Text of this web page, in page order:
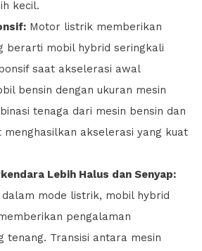
kecil.
Motor listrik memberikan
berarti mobil hybrid seringkali
saat akselerasi awal
bensin dengan ukuran mesin
tenaga dari mesin bensin dan
menghasilkan akselerasi yang kuat
Lebih Halus dan Senyap:
mode listrik, mobil hybrid
pengalaman
tenang. Transisi antara mesin